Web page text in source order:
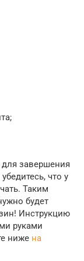
для завершения
что у
Таким
будет
Инструкцию
руками
ниже на